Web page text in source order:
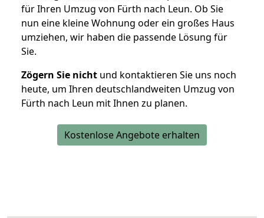
für Ihren Umzug von Fürth nach Leun. Ob Sie
nun eine kleine Wohnung oder ein großes Haus
umziehen, wir haben die passende Lösung für
Sie.
Zögern Sie nicht und kontaktieren Sie uns noch
heute, um Ihren deutschlandweiten Umzug von
Fürth nach Leun mit Ihnen zu planen.
Kostenlose Angebote erhalten